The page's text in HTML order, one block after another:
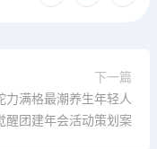
下一篇
力满格最潮养生年轻人
醒团建年会活动策划案